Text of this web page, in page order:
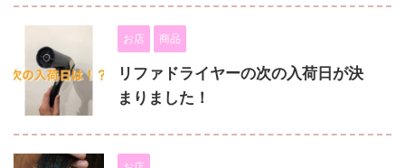
お店 商品
リファドライヤーの次の入荷日が決
まりました！